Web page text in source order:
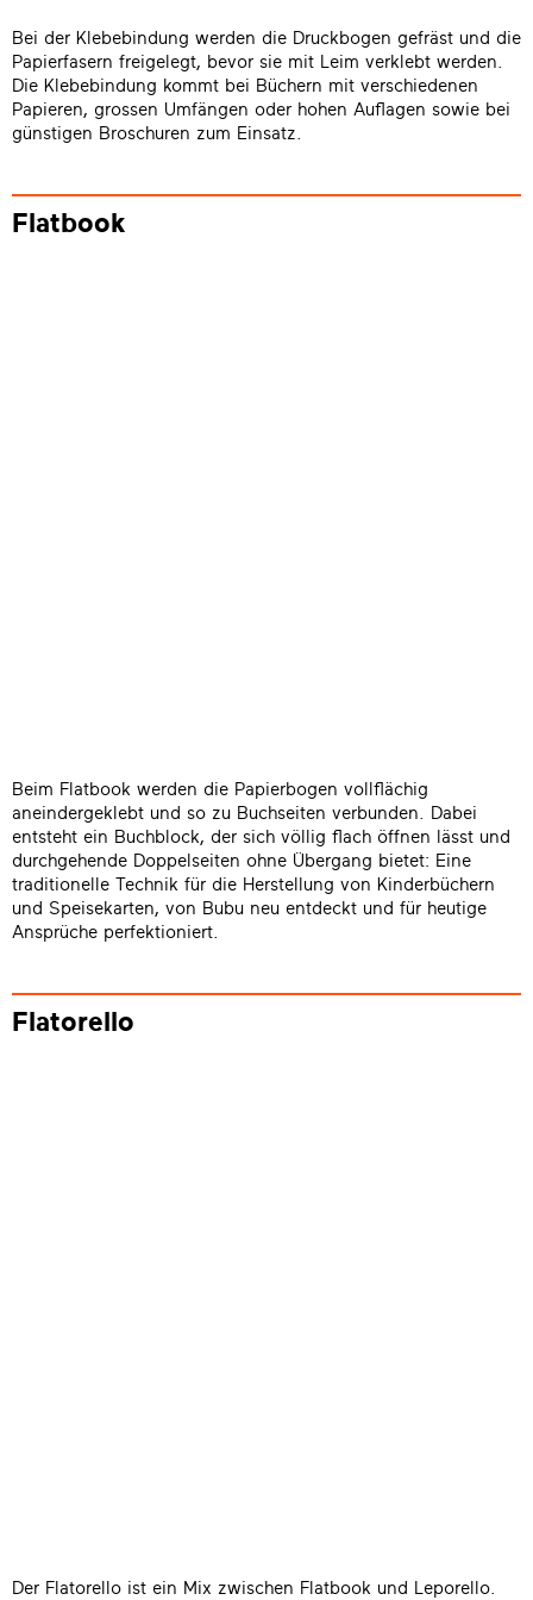
Bei der Klebebindung werden die Druckbogen gefräst und die
Papierfasern freigelegt, bevor sie mit Leim verklebt werden.
Die Klebebindung kommt bei Büchern mit verschiedenen
Papieren, grossen Umfängen oder hohen Auflagen sowie bei
günstigen Broschuren zum Einsatz.
Flatbook
Beim Flatbook werden die Papierbogen vollflächig
aneindergeklebt und so zu Buchseiten verbunden. Dabei
entsteht ein Buchblock, der sich völlig flach öffnen lässt und
durchgehende Doppelseiten ohne Übergang bietet: Eine
traditionelle Technik für die Herstellung von Kinderbüchern
und Speisekarten, von Bubu neu entdeckt und für heutige
Ansprüche perfektioniert.
Flatorello
Der Flatorello ist ein Mix zwischen Flatbook und Leporello.